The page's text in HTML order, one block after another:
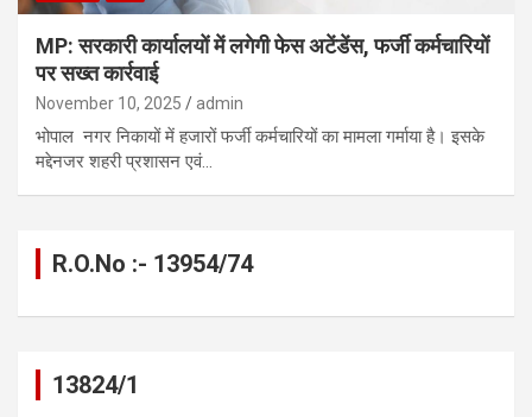
MP: सरकारी कार्यालयों में लगेगी फेस अटेंडेंस, फर्जी कर्मचारियों
पर सख्त कार्रवाई
November 10, 2025 admin
भोपाल नगर निकायों में हजारों फर्जी कर्मचारियों का मामला गर्माया है। इसके
मद्देनजर शहरी प्रशासन एवं…
R.O.No :- 13954/74
13824/1